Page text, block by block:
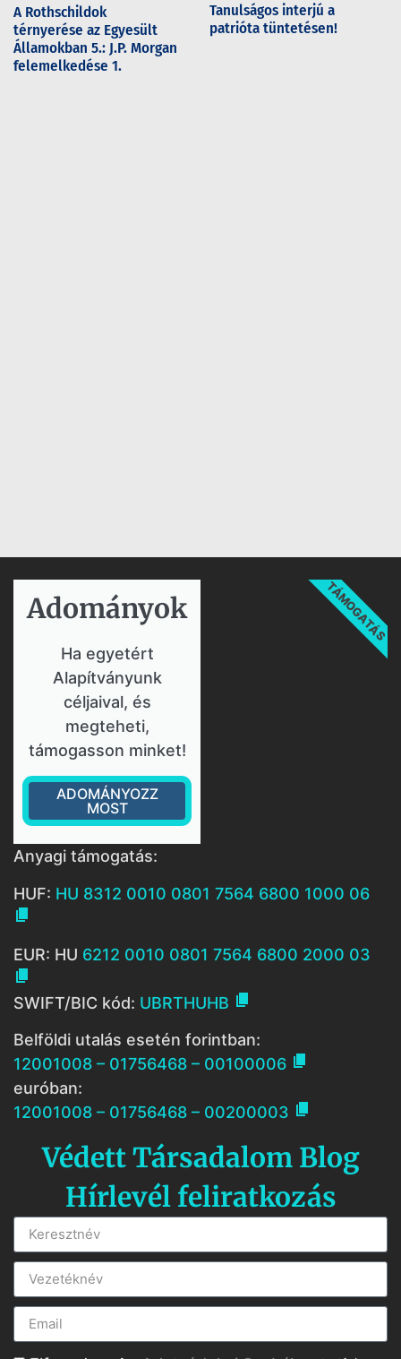
A Rothschildok
térnyerése az Egyesült
Államokban 5.: J.P. Morgan
felemelkedése 1.
Tanulságos interjú a
patrióta tüntetésen!
Adományok​
Ha egyetért
Alapítványunk
céljaival, és
megteheti,
támogasson minket!
ADOMÁNYOZZ
MOST
TÁMOGATÁS
Anyagi támogatás:
HUF: HU 8312 0010 0801 7564 6800 1000 06

EUR: HU 6212 0010 0801 7564 6800 2000 03

SWIFT/BIC kód: UBRTHUHB 
Belföldi utalás esetén forintban:
12001008 – 01756468 – 00100006 
euróban:
12001008 – 01756468 – 00200003 
Védett Társadalom Blog
Hírlevél feliratkozás